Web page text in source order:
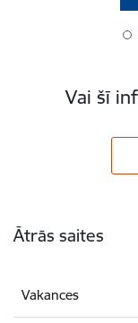
Vai šī
Ātrās saites
Vakances